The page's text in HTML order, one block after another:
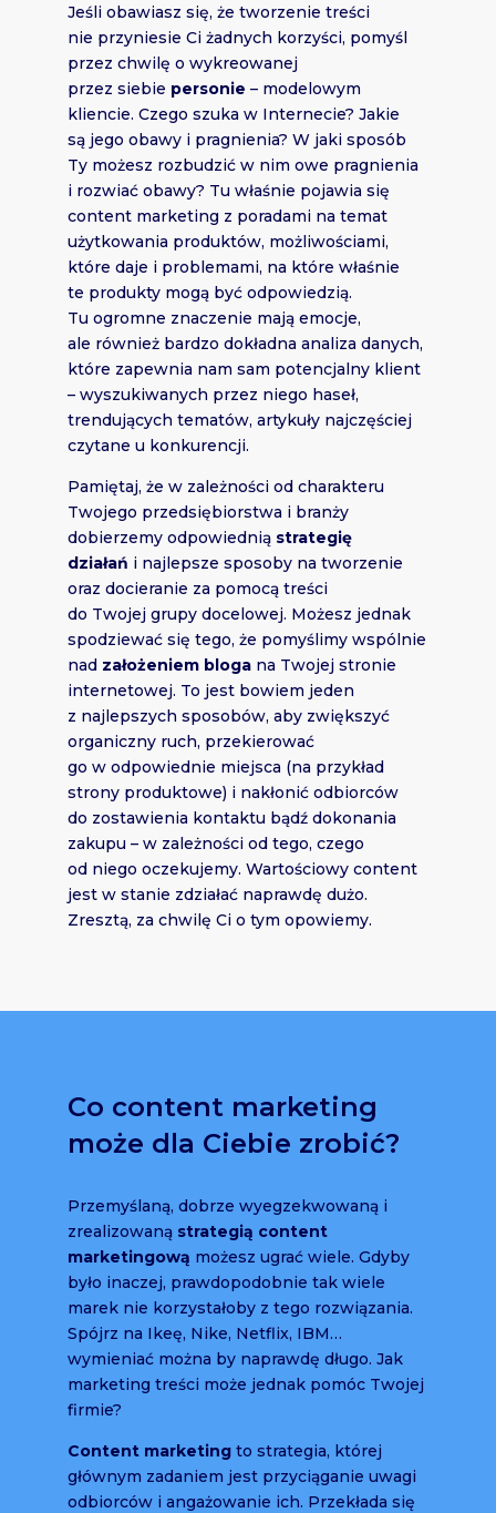
Jeśli obawiasz się, że tworzenie treści
nie przyniesie Ci żadnych korzyści, pomyśl
przez chwilę o wykreowanej
przez siebie personie – modelowym
kliencie. Czego szuka w Internecie? Jakie
są jego obawy i pragnienia? W jaki sposób
Ty możesz rozbudzić w nim owe pragnienia
i rozwiać obawy? Tu właśnie pojawia się
content marketing z poradami na temat
użytkowania produktów, możliwościami,
które daje i problemami, na które właśnie
te produkty mogą być odpowiedzią.
Tu ogromne znaczenie mają emocje,
ale również bardzo dokładna analiza danych,
które zapewnia nam sam potencjalny klient
– wyszukiwanych przez niego haseł,
trendujących tematów, artykuły najczęściej
czytane u konkurencji.
Pamiętaj, że w zależności od charakteru
Twojego przedsiębiorstwa i branży
dobierzemy odpowiednią strategię
działań i najlepsze sposoby na tworzenie
oraz docieranie za pomocą treści
do Twojej grupy docelowej. Możesz jednak
spodziewać się tego, że pomyślimy wspólnie
nad założeniem blogana Twojej stronie
internetowej. To jest bowiem jeden
z najlepszych sposobów, aby zwiększyć
organiczny ruch, przekierować
go w odpowiednie miejsca (na przykład
strony produktowe) i nakłonić odbiorców
do zostawienia kontaktu bądź dokonania
zakupu – w zależności od tego, czego
od niego oczekujemy. Wartościowy content
jest w stanie zdziałać naprawdę dużo.
Zresztą, za chwilę Ci o tym opowiemy.
Co content marketing
może dla Ciebie zrobić?
Przemyślaną, dobrze wyegzekwowaną i
zrealizowaną strategią content
marketingową możesz ugrać wiele. Gdyby
było inaczej, prawdopodobnie tak wiele
marek nie korzystałoby z tego rozwiązania.
Spójrz na Ikeę, Nike, Netflix, IBM…
wymieniać można by naprawdę długo. Jak
marketing treści może jednak pomóc Twojej
firmie?
Content marketingto strategia, której
głównym zadaniem jest przyciąganie uwagi
odbiorców i angażowanie ich. Przekłada się